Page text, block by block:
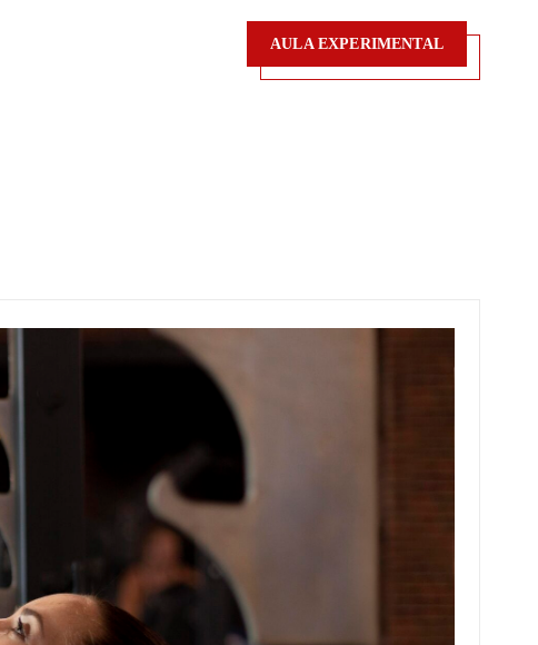
AULA EXPERIMENTAL